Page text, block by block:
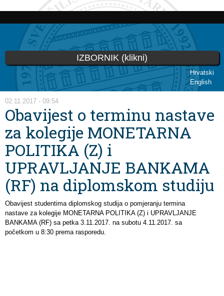
Skoči
glavni
sadržaj
Hrvatski
English
IZBORNIK (klikni)
Vi ste ovdje
02.11.2017 - 09:54
Obavijest o terminu nastave
za kolegije MONETARNA
POLITIKA (Z) i
UPRAVLJANJE BANKAMA
(RF) na diplomskom studiju
Obavijest studentima diplomskog studija o pomjeranju termina
nastave za kolegije MONETARNA POLITIKA (Z) i UPRAVLJANJE
BANKAMA (RF) sa petka 3.11.2017. na subotu 4.11.2017. sa
početkom u 8:30 prema rasporedu.